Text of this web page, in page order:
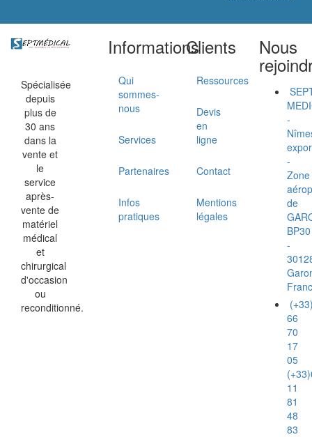
Spécialisée
depuis
plus de
30 ans
dans la
vente et
le
service
après-
vente de
matériel
médical
et
chirurgical
d'occasion
ou
reconditionné.
Informations
Qui
sommes-
nous
Services
Partenaires
Infos
pratiques
Clients
Ressources
Devis
en
ligne
Contact
Mentions
légales
Nous
-
-
Zone
de
BP30
-
66
70
17
05
11
81
48
83